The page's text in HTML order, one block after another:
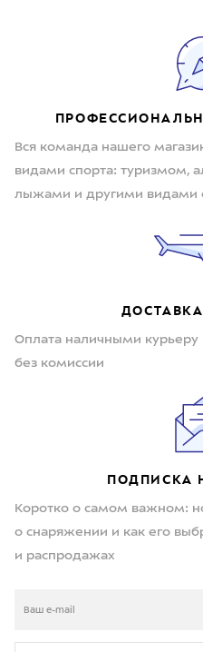
Вся команда нашего
видами спорта: туризмом,
лыжами и другими видами
Оплата наличными курьеру
без комиссии
ПОДПИСКА
Коротко о самом важном:
о снаряжении и как его
и распродажах